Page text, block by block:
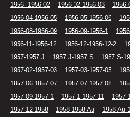
1956--1956-02
1956-02-1956-03
1956-
1956-04-1956-05
1956-05-1956-06
1956-08-1956-09
1956-09-1956-1
1956-11-1956-12
1956-12-1956-12-2
1957-1957 J
1957 J-1957 S 1957 S-
1957-02-1957-03
1957-03-1957-05
1957-06-1957-07
1957-07-1957-08
1957-09-1957-1
1957-1-1957-11
1957-
1957-12-1958
1958-1958 Au
1958 Au-